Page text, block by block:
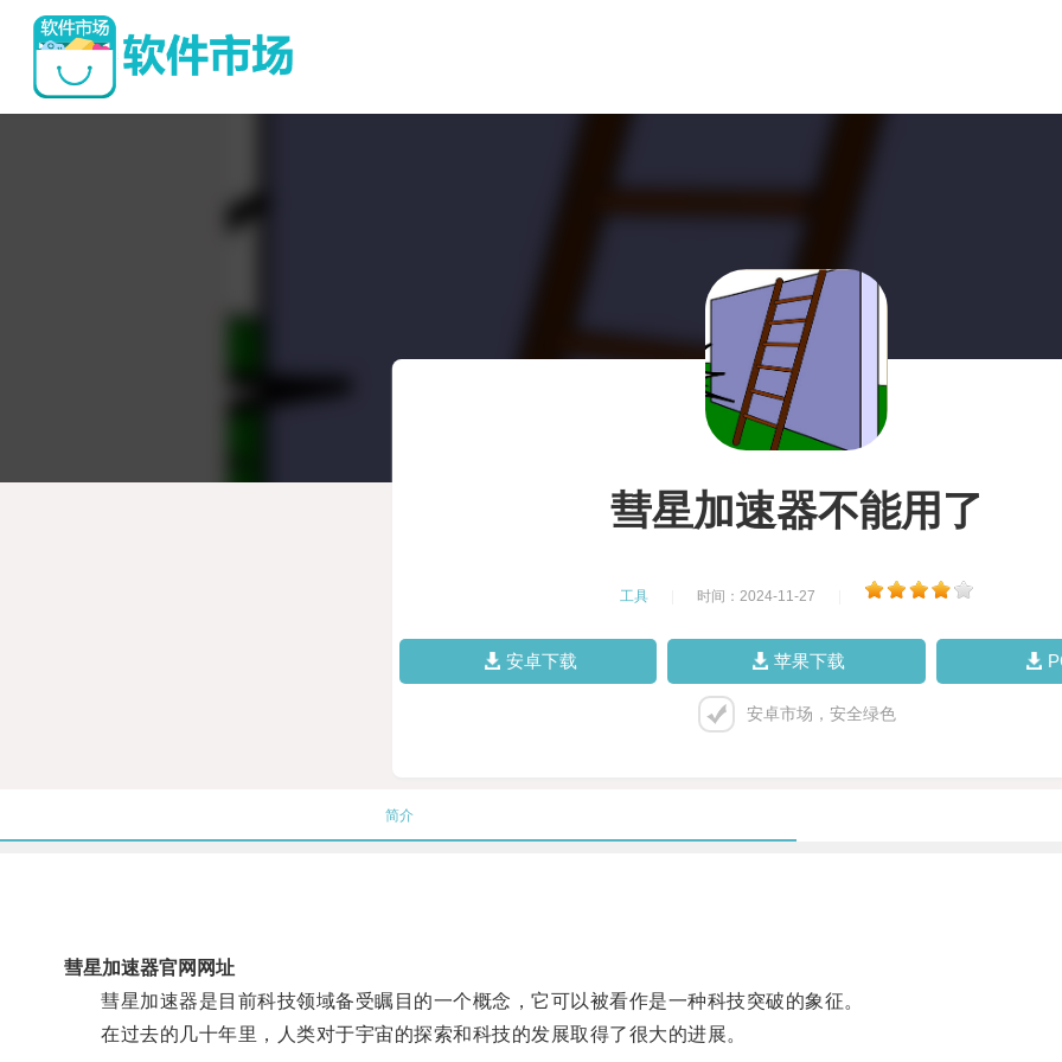
彗星加速器不能用了
工具 时间：2024-11-27
安卓下载 苹果下载
安卓市场，安全绿色
简介
彗星加速器官网网址
彗星加速器是目前科技领域备受瞩目的一个概念，它可以被看作是一种科技突破的象征。
在过去的几十年里，人类对于宇宙的探索和科技的发展取得了很大的进展。